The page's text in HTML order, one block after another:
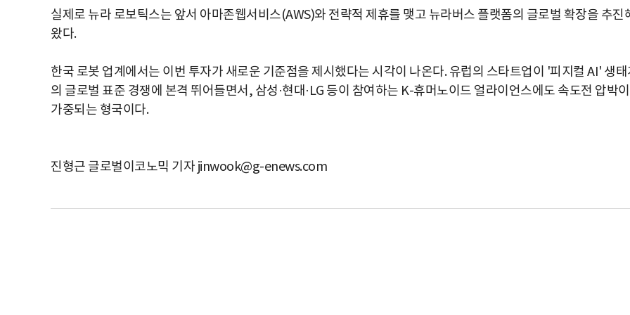
실제로 뉴라 로보틱스는 앞서 아마존웹서비스(AWS)와 전략적 제휴를 맺고 뉴라버스 플랫폼의 글로벌 확장을 추진
왔다.
한국 로봇 업계에서는 이번 투자가 새로운 기준점을 제시했다는 시각이 나온다. 유럽의 스타트업이 '피지컬 AI' 생태
의 글로벌 표준 경쟁에 본격 뛰어들면서, 삼성·현대·LG 등이 참여하는 K-휴머노이드 얼라이언스에도 속도전 압박이
가중되는 형국이다.
진형근 글로벌이코노믹 기자 jinwook@g-enews.com